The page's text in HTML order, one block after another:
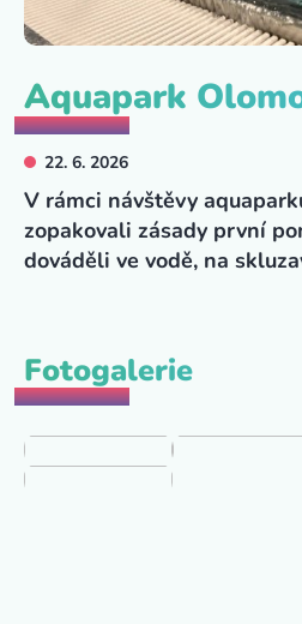
Aquapark
22. 6. 2026
V rámci návštěvy
zopakovali zásady první
dováděli ve vodě, na
Fotogalerie